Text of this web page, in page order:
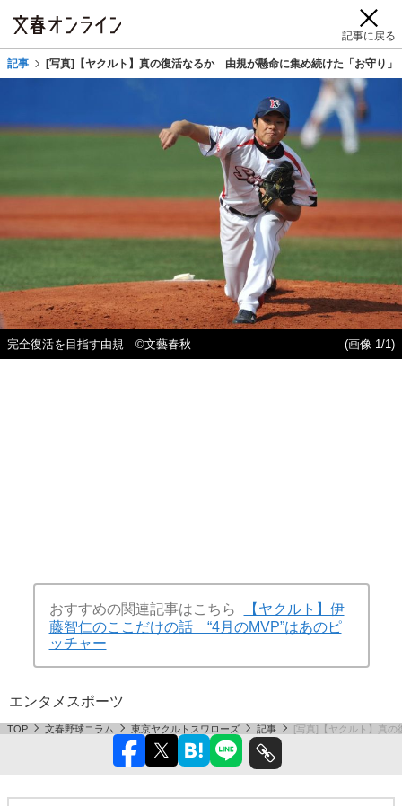
記事に戻る
記事 [写真]【ヤクルト】真の復活なるか 由規が懸命に集め続けた「お守り」
完全復活を目指す由規 ©文藝春秋 (画像 1/1)
おすすめの関連記事はこちら
【ヤクルト】伊
藤智仁のここだけの話 “4月のMVP”はあのピ
ッチャー
エンタメ スポーツ
TOP 文春野球コラム 東京ヤクルトスワローズ 記事 [写真]【ヤクルト】真